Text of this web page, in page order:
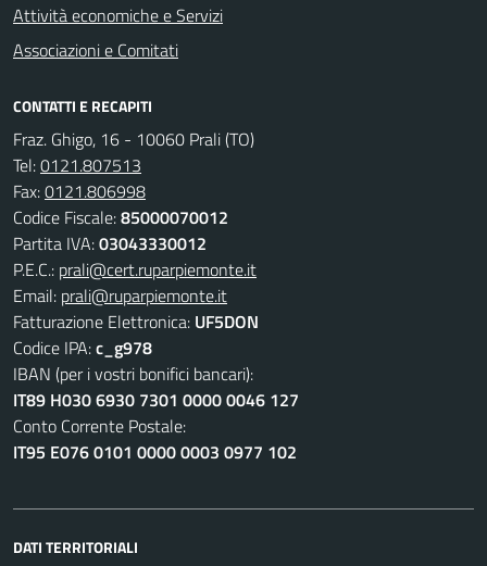
Attività economiche e Servizi
Associazioni e Comitati
CONTATTI E RECAPITI
Fraz. Ghigo, 16 - 10060 Prali (TO)
Tel:0121.807513
Fax:0121.806998
Codice Fiscale:85000070012
Partita IVA:03043330012
P.E.C.: prali@cert.ruparpiemonte.it
Email: prali@ruparpiemonte.it
Fatturazione Elettronica: UF5DON
Codice IPA:c_g978
IBAN (per i vostri bonifici bancari):
IT89 H030 6930 7301 0000 0046 127
Conto Corrente Postale:
IT95 E076 0101 0000 0003 0977 102
DATI TERRITORIALI